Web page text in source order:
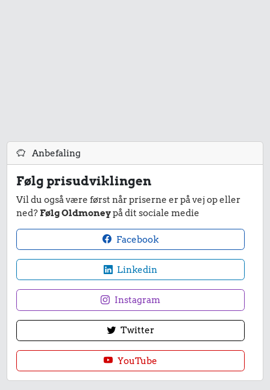
Anbefaling
Følg prisudviklingen
Vil du også være først når priserne er på vej op eller
ned?Følg Oldmoneypå dit sociale medie
Facebook
Linkedin
Instagram
Twitter
YouTube